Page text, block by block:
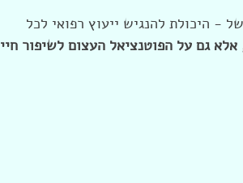
- היכולת להנגיש ייעוץ רפואי לכל
גם על הפוטנציאל העצום לשיפור חיי